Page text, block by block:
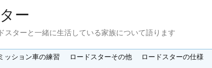
ー
スターと一緒に生活している家族について語ります
ッション車の練習 ロードスターその他 ロードスターの仕様